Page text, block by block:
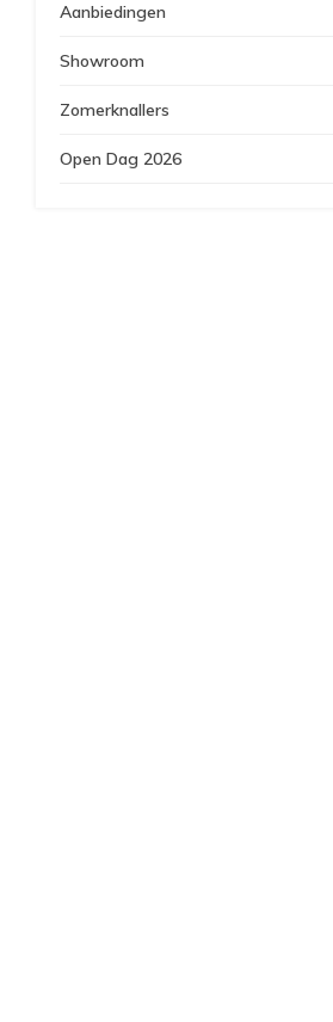
Aanbiedingen
Showroom
Zomerknallers
Open Dag 2026